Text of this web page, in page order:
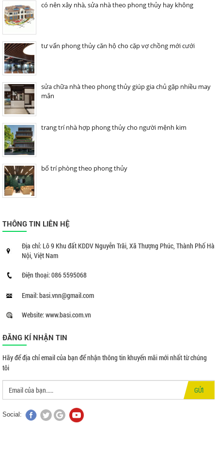
có nên xây nhà, sửa nhà theo phong thủy hay không
tư vấn phong thủy căn hộ cho cặp vợ chồng mới cưới
sửa chữa nhà theo phong thủy giúp gia chủ gặp nhiều may
mắn
trang trí nhà hợp phong thủy cho người mệnh kim
bố trí phòng theo phong thủy
THÔNG TIN LIÊN HỆ
Địa chỉ: Lô 9 Khu đất KDDV Nguyễn Trãi, Xã Thượng Phúc, Thành Phố Hà
Nội, Việt Nam
Điện thoại: 086 5595068
Email: basi.vnn@gmail.com
Website: www.basi.com.vn
ĐĂNG KÍ NHẬN TIN
Hãy để địa chỉ email của bạn để nhận thông tin khuyến mãi mới nhất từ chúng
tôi
GỬI
Social: